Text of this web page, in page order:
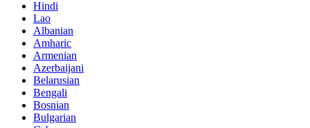
Hindi
Lao
Albanian
Amharic
Armenian
Azerbaijani
Belarusian
Bengali
Bosnian
Bulgarian